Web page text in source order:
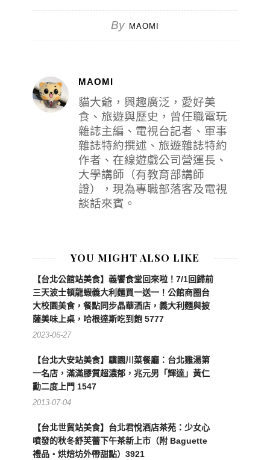
By MAOMI
MAOMI
貓大爺，興趣廣泛，愛好美
食、旅遊與歷史，曾任職電玩
雜誌主編、電視台記者、軍事
雜誌特約撰述、旅遊雜誌特約
作者、在線遊戲公司營運長、
大學講師（有教育部講師
證），現為專職部落客及電視
談話來賓。
YOU MIGHT ALSO LIKE
【台北公館站美食】義饗食堂回來啦！7/1回歸前
三天波士頓龍蝦義大利麵買一送一！公館商圈台
大校園美食，餐點同步晶華酒店，義大利麵與披
薩美味上桌，哈根達斯吃到飽 5777
2023-06-27
【台北大安站美食】驥園川菜餐廳：台北雞湯第
一名店，滿滿膠質超濃郁，兆元男「輝達」黃仁
勳二度上門 1547
2013-07-04
【台北世貿站美食】台北君悅酒店茶苑：少女心
噴發的秋冬舒芙蕾下午茶新上市（附 Baguette
禮品‧烘焙坊外帶甜點）3921